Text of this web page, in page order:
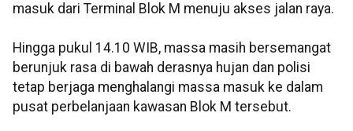
masuk dari Terminal Blok M menuju akses jalan raya.
Hingga pukul 14.10 WIB, massa masih bersemangat
berunjuk rasa di bawah derasnya hujan dan polisi
tetap berjaga menghalangi massa masuk ke dalam
pusat perbelanjaan kawasan Blok M tersebut.